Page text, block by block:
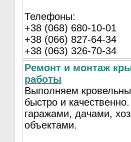
Телефоны:
+38 (068) 680-10-01
+38 (066) 827-64-34
+38 (063) 326-70-34
Ремонт и монтаж
работы
Выполняем
быстро и
гаражами, дачами,
объектами.